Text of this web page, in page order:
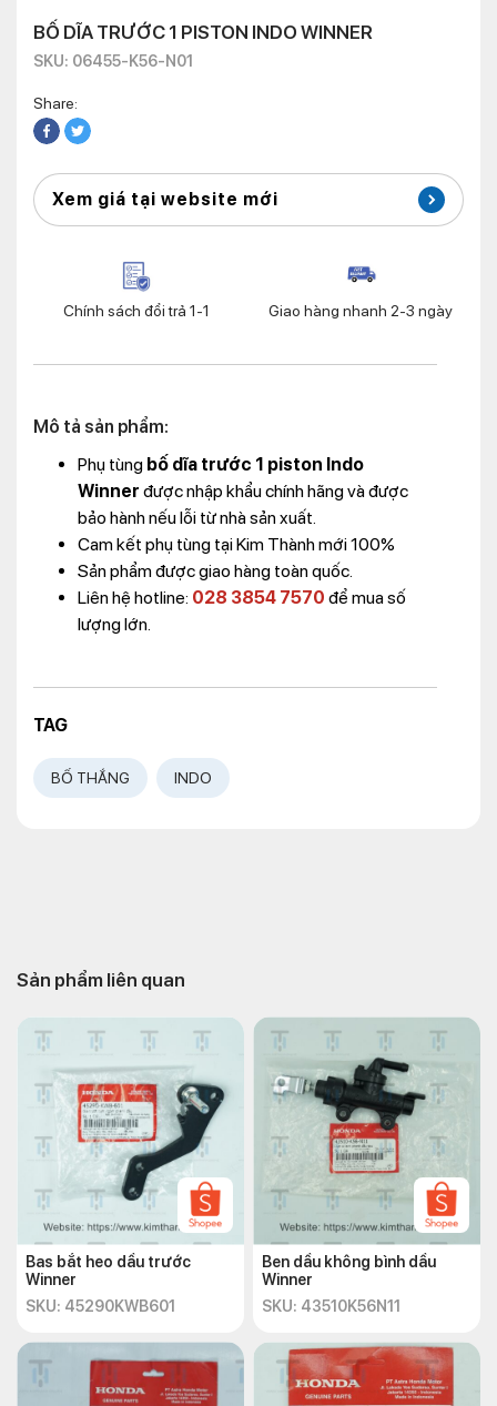
BỐ DĨA TRƯỚC 1 PISTON INDO WINNER
SKU: 06455-K56-N01
Share:
Xem giá tại website mới
Chính sách đổi trả 1-1 Giao hàng nhanh 2-3 ngày
Mô tả sản phẩm:
Phụ tùng bố dĩa trước 1 piston Indo
Winner được nhập khẩu chính hãng và được
bảo hành nếu lỗi từ nhà sản xuất.
Cam kết phụ tùng tại Kim Thành mới 100%
Sản phẩm được giao hàng toàn quốc.
Liên hệ hotline: 028 3854 7570 để mua số
lượng lớn.
TAG
BỐ THẮNG INDO
Sản phẩm liên quan
Bas bắt heo dầu trước
Winner
SKU: 45290KWB601
Ben dầu không bình dầu
Winner
SKU: 43510K56N11